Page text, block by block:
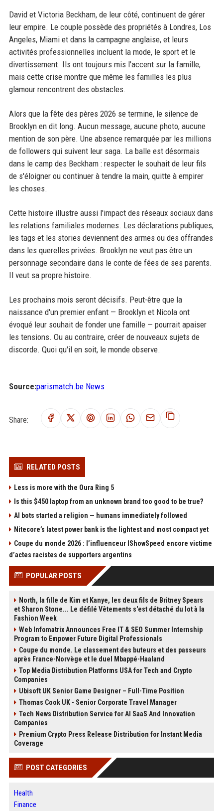
David et Victoria Beckham, de leur côté, continuent de gérer
leur empire. Le couple possède des propriétés à Londres, Los
Angeles, Miami et dans la campagne anglaise, et leurs
activités professionnelles incluent la mode, le sport et le
divertissement. Ils ont toujours mis l'accent sur la famille,
mais cette crise montre que même les familles les plus
glamour rencontrent des obstacles.
Alors que la fête des pères 2026 se termine, le silence de
Brooklyn en dit long. Aucun message, aucune photo, aucune
mention de son père. Une absence remarquée par les millions
de followers qui suivent leur saga. La balle est désormais
dans le camp des Beckham : respecter le souhait de leur fils
de s'éloigner ou continuer à tendre la main, quitte à empirer
les choses.
Cette histoire illustre aussi l'impact des réseaux sociaux dans
les relations familiales modernes. Les déclarations publiques,
les tags et les stories deviennent des armes ou des offrandes
dans les querelles privées. Brooklyn ne veut pas être un
personnage secondaire dans le conte de fées de ses parents.
Il veut sa propre histoire.
Les prochains mois seront décisifs. Peut-être que la
naissance d'un premier enfant — Brooklyn et Nicola ont
évoqué leur souhait de fonder une famille — pourrait apaiser
les tensions. Ou au contraire, créer de nouveaux sujets de
discorde. Quoi qu'il en soit, le monde observe.
Source:parismatch.be News
Share:
RELATED POSTS
Less is more with the Oura Ring 5
Is this $450 laptop from an unknown brand too good to be true?
AI bots started a religion — humans immediately followed
Nitecore’s latest power bank is the lightest and most compact yet
Coupe du monde 2026 : l’influenceur IShowSpeed encore victime
d’actes racistes de supporters argentins
POPULAR POSTS
North, la fille de Kim et Kanye, les deux fils de Britney Spears
et Sharon Stone... Le défilé Vêtements s'est détaché du lot à la
Fashion Week
Web Infomatrix Announces Free IT & SEO Summer Internship
Program to Empower Future Digital Professionals
Coupe du monde. Le classement des buteurs et des passeurs
après France-Norvège et le duel Mbappé-Haaland
Top Media Distribution Platforms USA for Tech and Crypto
Companies
Ubisoft UK Senior Game Designer – Full-Time Position
Thomas Cook UK - Senior Corporate Travel Manager
Tech News Distribution Service for AI SaaS And Innovation
Companies
Premium Crypto Press Release Distribution for Instant Media
Coverage
POST CATEGORIES
Health
Finance